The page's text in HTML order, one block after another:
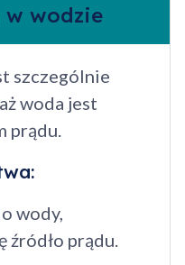
w wodzie
szczególnie
woda jest
prądu.
wody,
prądu.